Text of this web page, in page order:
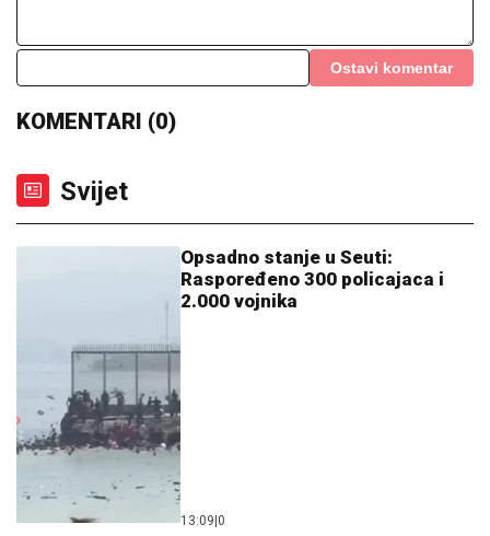
Ostavi komentar
KOMENTARI (0)
Svijet
Opsadno stanje u Seuti:
Raspoređeno 300 policajaca i
2.000 vojnika
13:09|0